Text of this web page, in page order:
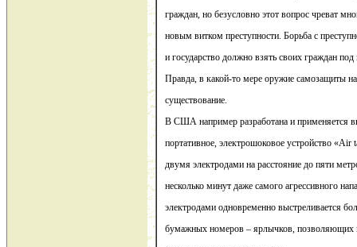
граждан, но безусловно этот вопрос чреват
новым витком преступности. Борьба с
и государство должно взять своих граждан
Правда, в какой-то мере оружие самозащиты
существование.
В США например разработана и применяется
портативное, электрошоковое устройство «Air
двумя электродами на расстояние до пяти
несколько минут даже самого агрессивного
электродами одновременно выстреливается
бумажных номеров – ярлычков, позволяющих